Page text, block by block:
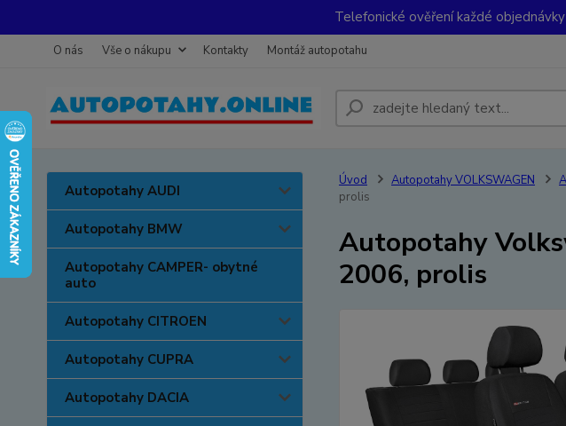
Telefonické ověření každé
O nás Vše o nákupu Kontakty Montáž autopotahu
Autopotahy AUDI
Autopotahy BMW
Autopotahy CAMPER- obytné
auto
Autopotahy CITROEN
Autopotahy CUPRA
Autopotahy DACIA
Úvod Autopotahy VOLKSWAGEN
prolis
Autopotahy
2006, prolis